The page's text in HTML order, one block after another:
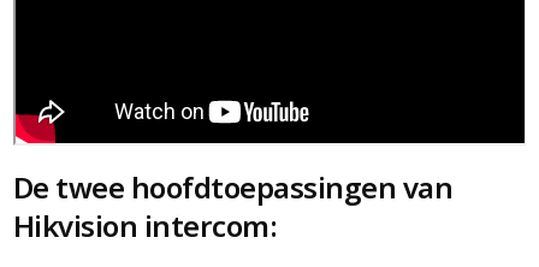
De twee hoofdtoepassingen van
Hikvision intercom: